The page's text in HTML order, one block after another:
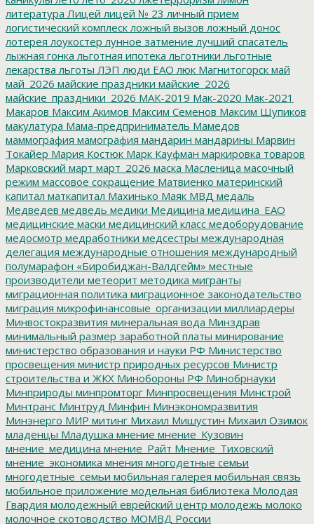
литература Лицей лицей № 23 личный прием
логистический комплеск ложный вызов ложный донос
лотерея лоукостер лунное затмение лучший спасатель
лыжная гонка льготная ипотека льготники льготные
лекарства льготы ЛЭП люди ЕАО люк Магнитогорск май
май_2026 майские праздники майские_2026
майские_праздники_2026 МАК-2019 Мак-2020 Мак-2021
Макаров Максим Акимов Максим Семенов Максим Шупиков
макулатура Мама-предприниматель Мамедов
маммография мамография мандарин мандарины Марвин
Токайер Мария Костюк Марк Кауфман маркировка товаров
Марковский март март_2026 маска Масленица масочный
режим массовое сокращение Матвиенко материнский
капитал маткапитал Махинько Маяк МВД медаль
Медведев медведь медики Медицина медицина_ЕАО
медицинские маски медицинский класс медоборудование
медосмотр медработники медсестры международная
делегация международные отношения международный
полумарафон «Биробиджан-Валдгейм» местные
производители метеорит методика мигранты
миграционная политика миграционное законодательство
миграция микрофинансовые_организации миллиардеры
Минвостокразвития минеральная вода Минздрав
минимальный размер заработной платы минирование
министерство образования и науки РФ Министерство
просвещения министр природных ресурсов Министр
строительства и ЖКХ Минобороны РФ Минобрнауки
Минприроды минпромторг Минпросвещения Минстрой
Минтранс Минтруд Минфин Минэкономразвития
Минэнерго МИР митинг Михаил Мишустин Михаил Озимок
младенцы Младушка мнение мнение_Кузовин
мнение_медицина мнение_Райт Мнение_Тиховский
мнение_экономика мнения многодетные семьи
многодетные_семьи мобильная галерея мобильная связь
мобильное приложение модельная библиотека Молодая
Гвардия молодежный еврейский центр молодежь молоко
молочное скотоводство МОМВД России